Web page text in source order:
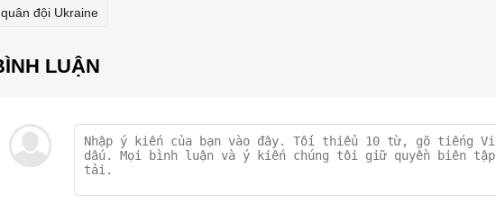
quân đội Ukraine